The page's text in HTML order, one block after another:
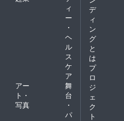
ィ
ー
・
ヘ
ル
ス
ケ
ア
アー
ト・
写真
舞
台
・
パ
デ
ィ
ン
グ
と
は
プ
ロ
ジ
ェ
ク
ト